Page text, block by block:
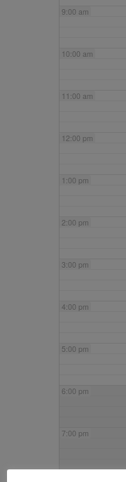
9:00 am
10:00 am
11:00 am
12:00 pm
1:00 pm
2:00 pm
3:00 pm
4:00 pm
5:00 pm
6:00 pm
7:00 pm